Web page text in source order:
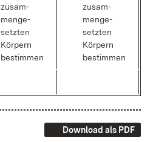
zu­sam­
men­ge­
setz­ten
Kör­pern
be­stim­men
zu­sam­
men­ge­
setz­ten
Kör­pern
be­stim­men
Download als PDF